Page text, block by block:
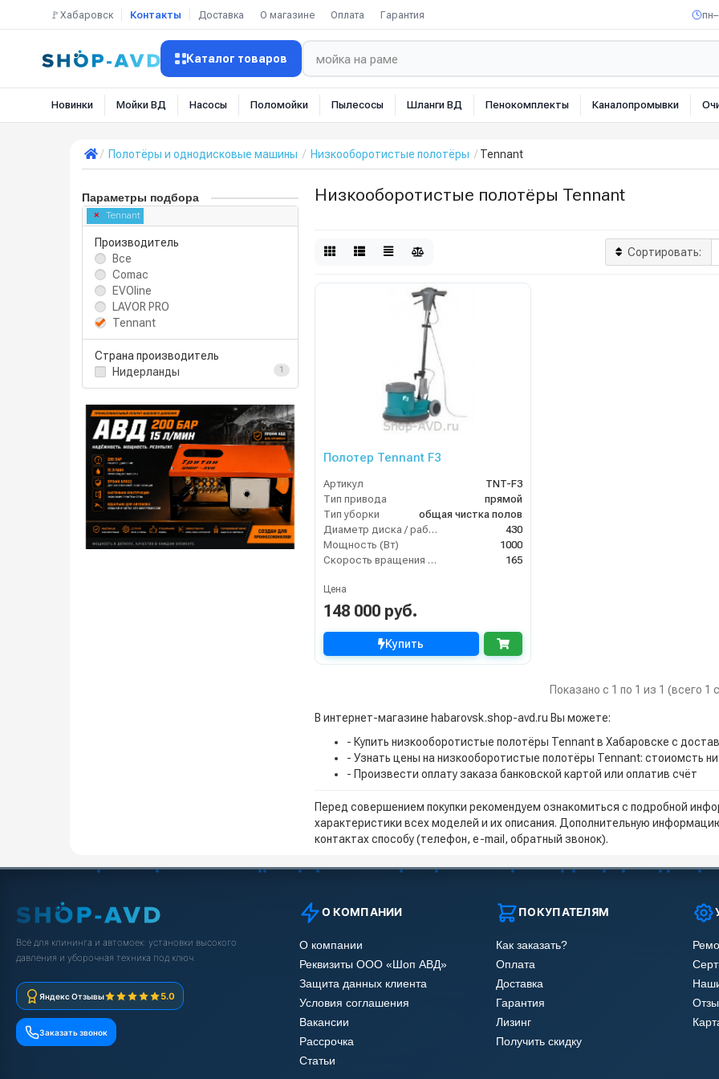
🚩Хабаровск Контакты Доставка О магазине Оплата Гарантия
Каталог товаров
Новинки Мойки ВД Насосы Поломойки Пылесосы Шланги ВД Пенокомплекты Каналопромывки
Полотёры и однодисковые машины Низкооборотистые полотёры Tennant
Параметры подбора
Tennant
Производитель
Все
Comac
EVOline
LAVOR PRO
Tennant
Страна производитель
Нидерланды
1
Низкооборотистые полотёры Tennant
Сортировать:
Полотер Tennant F3
Артикул
TNT-F3
Тип привода
прямой
Тип уборки
общая чистка полов
Диаметр диска / рабочая ширина (мм)
430
Мощность (Вт)
1000
Скорость вращения щётки (об/мин)
165
Цена
148 000 руб.
Купить
Показано с 1 по 1 из 1 (всего 1
В интернет-магазине habarovsk.shop-avd.ru Вы можете:
- Купить низкооборотистые полотёры Tennant в Хабаровске с
- Узнать цены на низкооборотистые полотёры Tennant: стоиомсть
- Произвести оплату заказа банковской картой или оплатив счёт
Перед совершением покупки рекомендуем ознакомиться с подробной
характеристики всех моделей и их описания. Дополнительную
контактах способу (телефон, e-mail, обратный звонок).
Всё для клининга и автомоек: установки высокого
давления и уборочная техника под ключ.
Яндекс Отзывы 5.0
Заказать звонок
О КОМПАНИИ
О компании
Реквизиты ООО «Шоп АВД»
Защита данных клиента
Условия соглашения
Вакансии
Рассрочка
Статьи
ПОКУПАТЕЛЯМ
Как заказать?
Оплата
Доставка
Гарантия
Лизинг
Получить скидку